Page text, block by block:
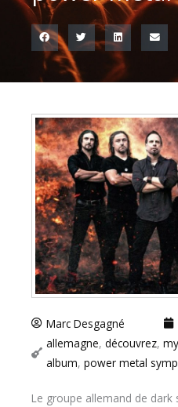
Marc Desgagné
allemagne, découvrez,
album, power metal
Le groupe allemand de